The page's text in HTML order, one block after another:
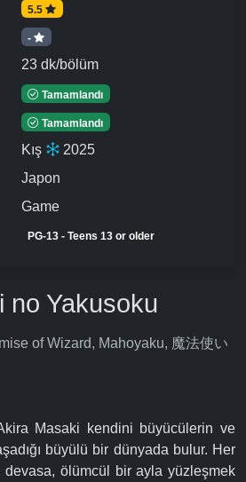
5.5
-
23 dk/bölüm
Tamamlandı
Tamamlandı
Kış 2025
Japon
Game
PG-13 - Teens 13 or older
no Yakusoku
of Wizard, Mahoyaku, 魔法使い
Masaki kendini büyücülerin ve
büyülü bir dünyada bulur. Her
devasa, ölümcül bir ayla yüzleşmek